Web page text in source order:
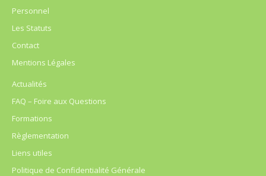
Personnel
Les Statuts
Contact
Mentions Légales
Actualités
FAQ – Foire aux Questions
Formations
Règlementation
Liens utiles
Politique de Confidentialité Générale